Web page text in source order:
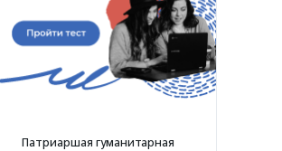
Патриаршая гуманитарная